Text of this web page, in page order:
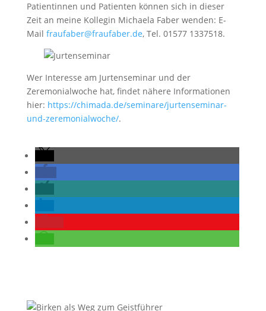
Patientinnen und Patienten können sich in dieser
Zeit an meine Kollegin Michaela Faber wenden: E-
Mail fraufaber@fraufaber.de, Tel. 01577 1337518.
Wer Interesse am Jurtenseminar und der
Zeremonialwoche hat, findet nähere Informationen
hier: https://chimada.de/seminare/jurtenseminar-
und-zeremonialwoche/.